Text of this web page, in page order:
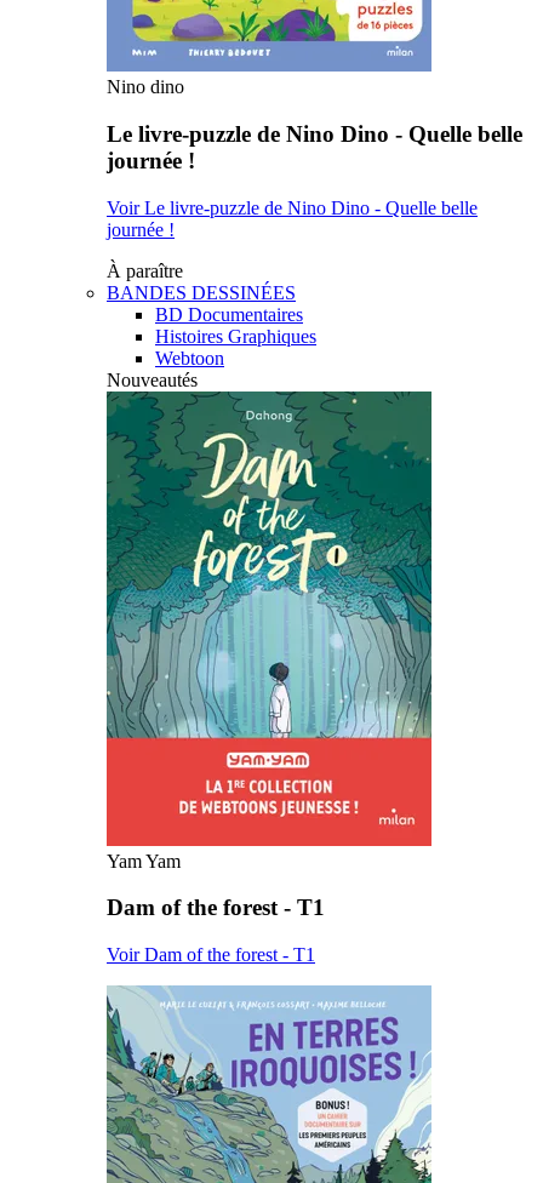
Nino dino
Le livre-puzzle de Nino Dino - Quelle belle
journée !
Voir Le livre-puzzle de Nino Dino - Quelle belle
journée !
À paraître
BANDES DESSINÉES
BD Documentaires
Histoires Graphiques
Webtoon
Nouveautés
Yam Yam
Dam of the forest - T1
Voir Dam of the forest - T1